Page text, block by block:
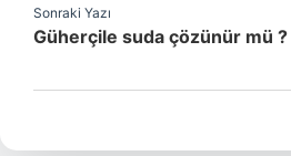
Sonraki Yazı
Güherçile suda çözünür mü ?